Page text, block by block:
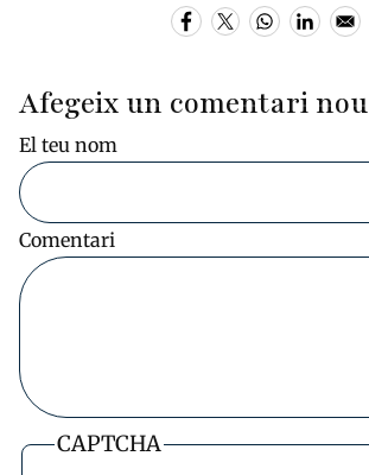
Afegeix un comentari nou
El teu nom
Comentari
CAPTCHA